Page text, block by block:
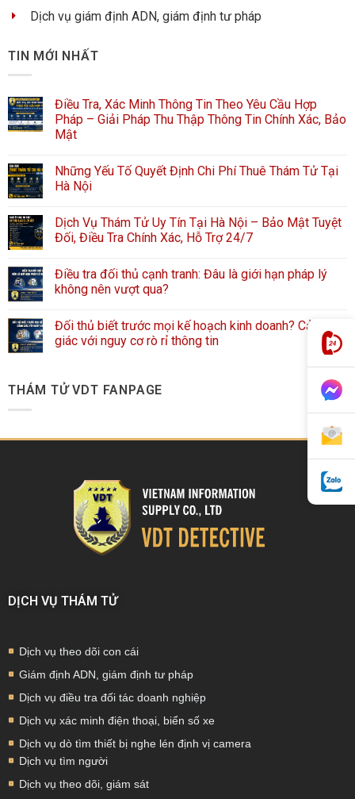
Dịch vụ giám định ADN, giám định tư pháp
TIN MỚI NHẤT
Điều Tra, Xác Minh Thông Tin Theo Yêu Cầu Hợp
Pháp – Giải Pháp Thu Thập Thông Tin Chính Xác, Bảo
Mật
Những Yếu Tố Quyết Định Chi Phí Thuê Thám Tử Tại
Hà Nội
Dịch Vụ Thám Tử Uy Tín Tại Hà Nội – Bảo Mật Tuyệt
Đối, Điều Tra Chính Xác, Hỗ Trợ 24/7
Điều tra đối thủ cạnh tranh: Đâu là giới hạn pháp lý
không nên vượt qua?
Đối thủ biết trước mọi kế hoạch kinh doanh? Cảnh
giác với nguy cơ rò rỉ thông tin
THÁM TỬ VDT FANPAGE
DỊCH VỤ THÁM TỬ
Dịch vụ theo dõi con cái
Giám định ADN, giám định tư pháp
Dịch vụ điều tra đối tác doanh nghiệp
Dịch vụ xác minh điện thoại, biển số xe
Dịch vụ dò tìm thiết bị nghe lén định vị camera
Dịch vụ tìm người
Dịch vụ theo dõi, giám sát